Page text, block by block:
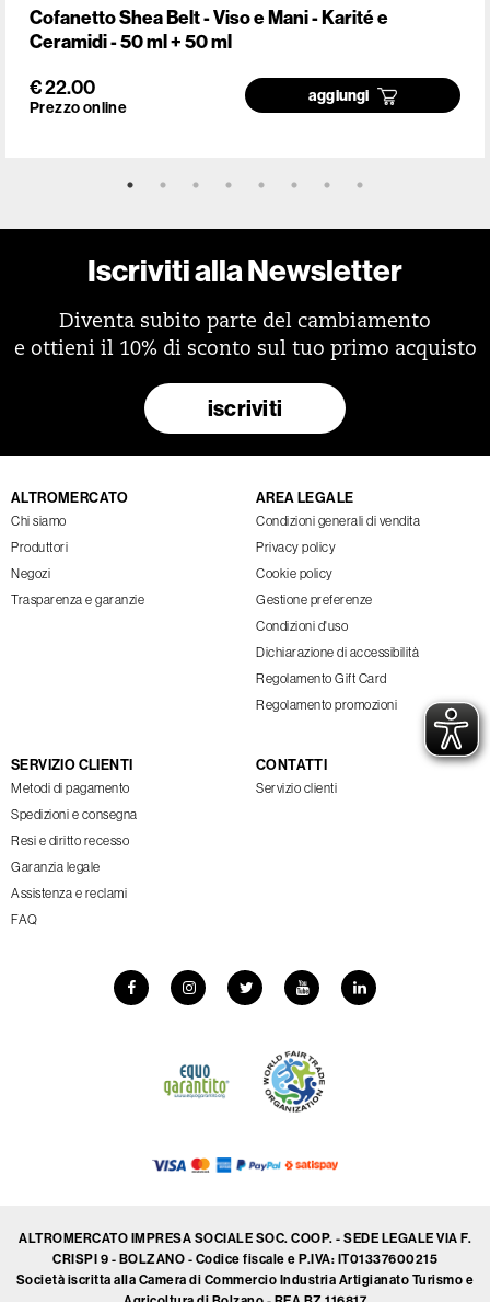
Cofanetto Shea Belt - Viso e Mani - Karité e
Ceramidi - 50 ml + 50 ml
€ 22.00
Prezzo online
aggiungi
Iscriviti alla Newsletter
Diventa subito parte del cambiamento
e ottieni il 10% di sconto sul tuo primo acquisto
iscriviti
ALTROMERCATO
Chi siamo
Produttori
Negozi
Trasparenza e garanzie
AREA LEGALE
Condizioni generali di vendita
Privacy policy
Cookie policy
Gestione preferenze
Condizioni d'uso
Dichiarazione di accessibilità
Regolamento Gift Card
Regolamento promozioni
SERVIZIO CLIENTI
Metodi di pagamento
Spedizioni e consegna
Resi e diritto recesso
Garanzia legale
Assistenza e reclami
FAQ
CONTATTI
Servizio clienti
ALTROMERCATO IMPRESA SOCIALE SOC. COOP. - SEDE LEGALE VIA F.
CRISPI 9 - BOLZANO - Codice fiscale e P.IVA: IT01337600215
Società iscritta alla Camera di Commercio Industria Artigianato Turismo e